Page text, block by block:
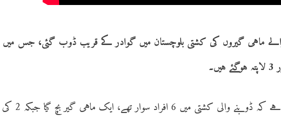
ماہی گیروں کی کشتی بلوچستان میں گوادر کے قریب ڈوب گئی، جس میں
فشر فوک فورم کا کہنا ہے کہ ڈوبنے والی کشتی میں 6 افراد سوار تھے، ایک ماہی گیر بچ گیا جبکہ 2 کی